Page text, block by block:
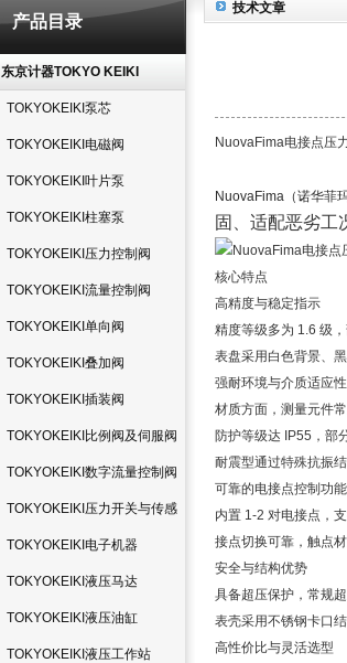
产品目录
东京计器TOKYO KEIKI
TOKYOKEIKI泵芯
TOKYOKEIKI电磁阀
TOKYOKEIKI叶片泵
TOKYOKEIKI柱塞泵
TOKYOKEIKI压力控制阀
TOKYOKEIKI流量控制阀
TOKYOKEIKI单向阀
TOKYOKEIKI叠加阀
TOKYOKEIKI插装阀
TOKYOKEIKI比例阀及伺服阀
TOKYOKEIKI数字流量控制阀
TOKYOKEIKI压力开关与传感
TOKYOKEIKI电子机器
TOKYOKEIKI液压马达
TOKYOKEIKI液压油缸
TOKYOKEIKI液压工作站
技术文章
NuovaFima电接点压
NuovaFima（诺华菲
固、适配恶劣工
核心特点
高精度与稳定指示
精度等级多为 1.6 级
表盘采用白色背景、
强耐环境与介质适应性
材质方面，测量元件
防护等级达 IP55，部
耐震型通过特殊抗振
可靠的电接点控制功能
内置 1-2 对电接点，
接点切换可靠，触点
安全与结构优势
具备超压保护，常规
表壳采用不锈钢卡口
高性价比与灵活选型